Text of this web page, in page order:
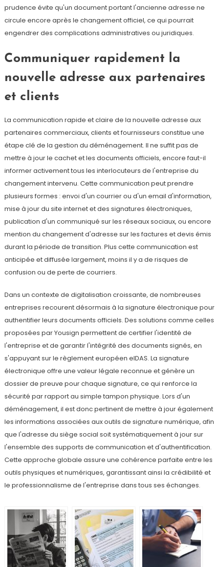
prudence évite qu'un document portant l'ancienne adresse ne
circule encore après le changement officiel, ce qui pourrait
engendrer des complications administratives ou juridiques.
Communiquer rapidement la
nouvelle adresse aux partenaires
et clients
La communication rapide et claire de la nouvelle adresse aux
partenaires commerciaux, clients et fournisseurs constitue une
étape clé de la gestion du déménagement. Il ne suffit pas de
mettre à jour le cachet et les documents officiels, encore faut-il
informer activement tous les interlocuteurs de l'entreprise du
changement intervenu. Cette communication peut prendre
plusieurs formes : envoi d'un courrier ou d'un email d'information,
mise à jour du site internet et des signatures électroniques,
publication d'un communiqué sur les réseaux sociaux, ou encore
mention du changement d'adresse sur les factures et devis émis
durant la période de transition. Plus cette communication est
anticipée et diffusée largement, moins il y a de risques de
confusion ou de perte de courriers.
Dans un contexte de digitalisation croissante, de nombreuses
entreprises recourent désormais à la signature électronique pour
authentifier leurs documents officiels. Des solutions comme celles
proposées par Yousign permettent de certifier l'identité de
l'entreprise et de garantir l'intégrité des documents signés, en
s'appuyant sur le règlement européen eIDAS. La signature
électronique offre une valeur légale reconnue et génère un
dossier de preuve pour chaque signature, ce qui renforce la
sécurité par rapport au simple tampon physique. Lors d'un
déménagement, il est donc pertinent de mettre à jour également
les informations associées aux outils de signature numérique, afin
que l'adresse du siège social soit systématiquement à jour sur
l'ensemble des supports de communication et d'authentification.
Cette approche globale assure une cohérence parfaite entre les
outils physiques et numériques, garantissant ainsi la crédibilité et
le professionnalisme de l'entreprise dans tous ses échanges.